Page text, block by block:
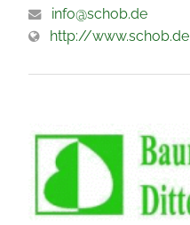
info@schob.de
http://www.schob.de